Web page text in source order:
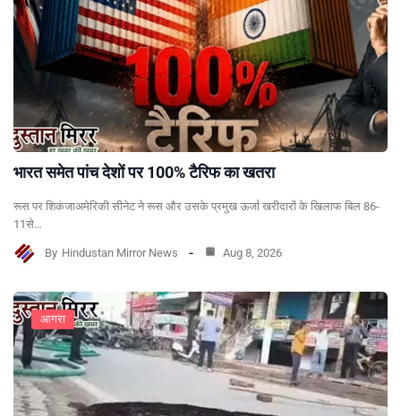
भारत समेत पांच देशों पर 100% टैरिफ का खतरा
रूस पर शिकंजाअमेरिकी सीनेट ने रूस और उसके प्रमुख ऊर्जा खरीदारों के खिलाफ बिल 86-
11से…
By Hindustan Mirror News Aug 8, 2026
आगरा